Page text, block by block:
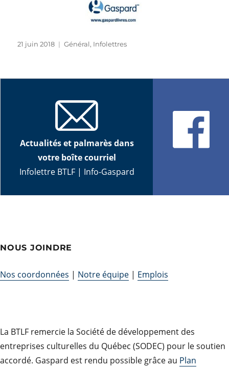
Publié
21 juin 2018 Catégories
Général, Infolettres
Actualités et palmarès dans
votre boîte courriel
Infolettre BTLF| Info-Gaspard
NOUS JOINDRE
Nos coordonnées | Notre équipe | Emplois
La BTLF remercie la Société de développement des
entreprises culturelles du Québec (SODEC) pour le soutien
accordé. Gaspard est rendu possible grâce au Plan